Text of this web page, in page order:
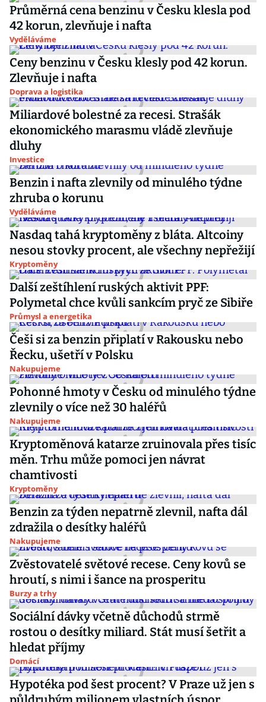
Průměrná cena benzinu v Česku klesla pod
42 korun, zlevňuje i nafta
Vyděláváme
Ceny benzinu v Česku klesly pod 42 korun.
Zlevňuje i nafta
Doprava a logistika
Miliardové bolestné za recesi. Strašák
ekonomického marasmu vládě zlevňuje
dluhy
Investice
Benzin i nafta zlevnily od minulého týdne
zhruba o korunu
Vyděláváme
Nasdaq tahá kryptoměny z bláta. Altcoiny
nesou stovky procent, ale všechny nepřežijí
Kryptoměny
Další zeštíhlení ruských aktivit PPF:
Polymetal chce kvůli sankcím pryč ze Sibiře
Průmysl a energetika
Češi si za benzin připlatí v Rakousku nebo
Řecku, ušetří v Polsku
Nakupujeme
Pohonné hmoty v Česku od minulého týdne
zlevnily o více než 30 haléřů
Nakupujeme
Kryptoměnová katarze zruinovala přes tisíc
měn. Trhu může pomoci jen návrat
chamtivosti
Kryptoměny
Benzin za týden nepatrně zlevnil, nafta dál
zdražila o desítky haléřů
Nakupujeme
Zvěstovatelé světové recese. Ceny kovů se
hroutí, s nimi i šance na prosperitu
Burzy a trhy
Sociální dávky včetně důchodů strmě
rostou o desítky miliard. Stát musí šetřit a
hledat příjmy
Domácí
Hypotéka pod šest procent? V Praze už jen s